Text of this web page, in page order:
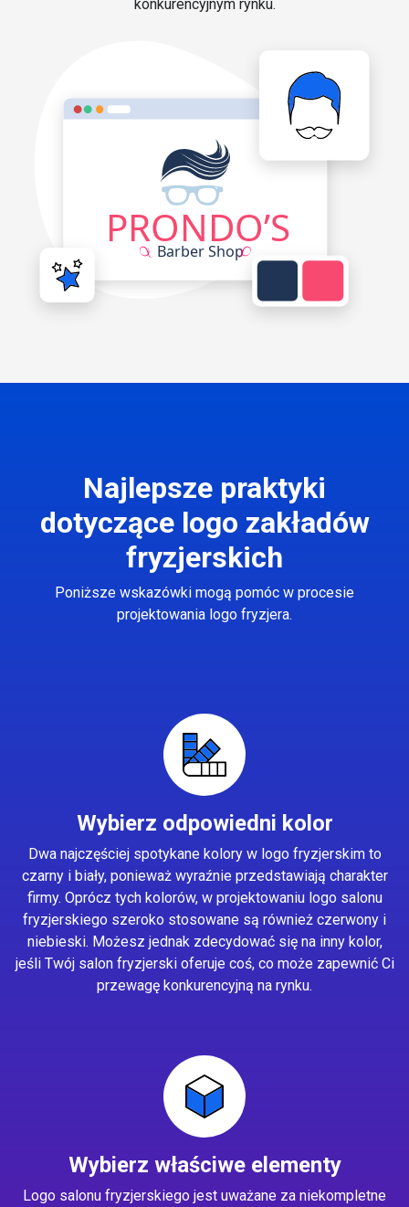
konkurencyjnym rynku.
Najlepsze praktyki
dotyczące logo zakładów
fryzjerskich
Poniższe wskazówki mogą pomóc w procesie
projektowania logo fryzjera.
Wybierz odpowiedni kolor
Dwa najczęściej spotykane kolory w logo fryzjerskim to
czarny i biały, ponieważ wyraźnie przedstawiają charakter
firmy. Oprócz tych kolorów, w projektowaniu logo salonu
fryzjerskiego szeroko stosowane są również czerwony i
niebieski. Możesz jednak zdecydować się na inny kolor,
jeśli Twój salon fryzjerski oferuje coś, co może zapewnić Ci
przewagę konkurencyjną na rynku.
Wybierz właściwe elementy
Logo salonu fryzjerskiego jest uważane za niekompletne